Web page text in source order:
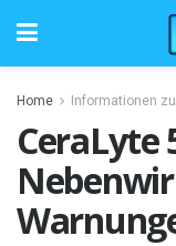
Home Informationen
CeraLyte